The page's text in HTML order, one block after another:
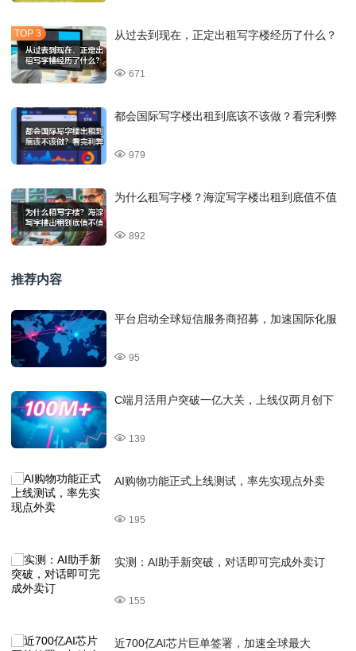
从过去到现在，正定出租写字楼经历了什么？
671
都会国际写字楼出租到底该不该做？看完利弊
979
为什么租写字楼？海淀写字楼出租到底值不值
892
推荐内容
平台启动全球短信服务商招募，加速国际化服
95
C端月活用户突破一亿大关，上线仅两月创下
139
AI购物功能正式上线测试，率先实现点外卖
195
实测：AI助手新突破，对话即可完成外卖订
155
近700亿AI芯片巨单签署，加速全球最大